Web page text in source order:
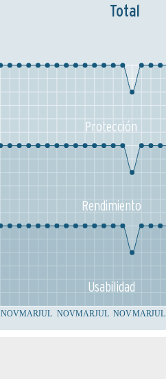
Total
NOVMARJUL NOVMARJUL NOVMARJUL
Protección
Rendimiento
Usabilidad